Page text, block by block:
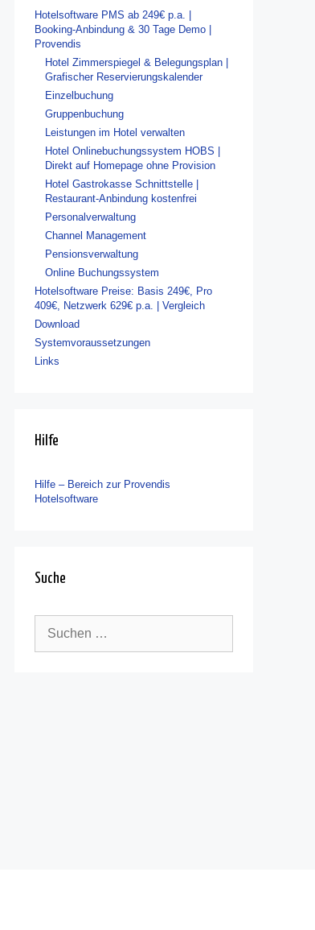
Hotelsoftware PMS ab 249€ p.a. |
Booking-Anbindung & 30 Tage Demo |
Provendis
Hotel Zimmerspiegel & Belegungsplan |
Grafischer Reservierungskalender
Einzelbuchung
Gruppenbuchung
Leistungen im Hotel verwalten
Hotel Onlinebuchungssystem HOBS |
Direkt auf Homepage ohne Provision
Hotel Gastrokasse Schnittstelle |
Restaurant-Anbindung kostenfrei
Personalverwaltung
Channel Management
Pensionsverwaltung
Online Buchungssystem
Hotelsoftware Preise: Basis 249€, Pro
409€, Netzwerk 629€ p.a. | Vergleich
Download
Systemvoraussetzungen
Links
Hilfe
Hilfe – Bereich zur Provendis
Hotelsoftware
Suche